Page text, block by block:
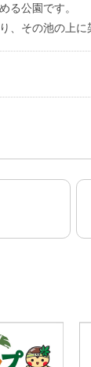
る公園です。
その池の上に